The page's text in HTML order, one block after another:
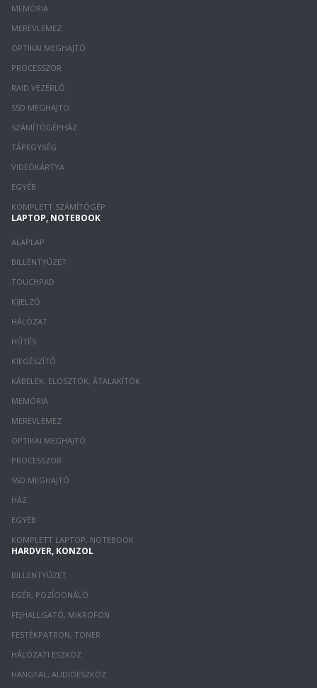
MEMÓRIA
MEREVLEMEZ
OPTIKAI MEGHAJTÓ
PROCESSZOR
RAID VEZÉRLŐ
SSD MEGHAJTÓ
SZÁMÍTÓGÉPHÁZ
TÁPEGYSÉG
VIDEÓKÁRTYA
EGYÉB
KOMPLETT SZÁMÍTÓGÉP
LAPTOP, NOTEBOOK
ALAPLAP
BILLENTYŰZET
TOUCHPAD
KIJELZŐ
HÁLÓZAT
HŰTÉS
KIEGÉSZÍTŐ
KÁBELEK, ELOSZTÓK, ÁTALAKÍTÓK
MEMÓRIA
MEREVLEMEZ
OPTIKAI MEGHAJTÓ
PROCESSZOR
SSD MEGHAJTÓ
HÁZ
EGYÉB
KOMPLETT LAPTOP, NOTEBOOK
HARDVER, KONZOL
BILLENTYŰZET
EGÉR, POZÍCIONÁLÓ
FEJHALLGATÓ, MIKROFON
FESTÉKPATRON, TONER
HÁLÓZATI ESZKÖZ
HANGFAL, AUDIOESZKÖZ